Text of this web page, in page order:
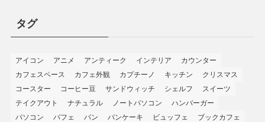
タグ
アイコン アニメ アンティーク インテリア
カウンター
カフェスペース
カフェ外観 カプチーノ キッチン
クリスマス
コースター
コーヒー豆 サンドウィッチ シェルフ
スイーツ
テイクアウト
ナチュラル ノートパソコン
ハンバーガー
パソコン
パフェ パン パンケーキ ビュッフェ
ブックカフェ